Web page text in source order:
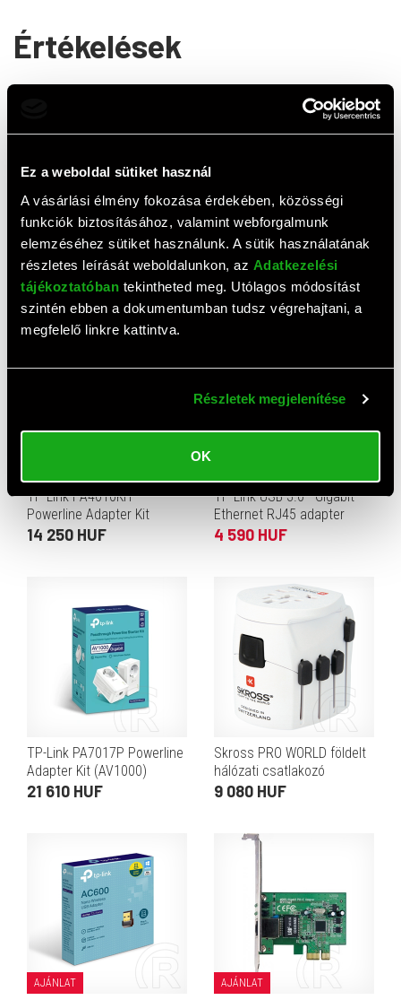
Ez a weboldal sütiket használ
A vásárlási élmény fokozása érdekében, közösségi
funkciók biztosításához, valamint webforgalmunk
elemzéséhez sütiket használunk. A sütik használatának
részletes leírását weboldalunkon, az Adatkezelési
tájékoztatóban tekintheted meg. Utólagos módosítást
szintén ebben a dokumentumban tudsz végrehajtani, a
megfelelő linkre kattintva.
Részletek megjelenítése
OK
Értékelések
ÉRTÉKELÉS ÍRÁSA
Ehhez a termékhez még nem érkezett értékelés. Legyél te
az első!
Top termékek
TP-Link PA4010KIT
Powerline Adapter Kit
(AV600)
14 250 HUF
TP-Link USB 3.0 - Gigabit
Ethernet RJ45 adapter
4 590 HUF
TP-Link PA7017P Powerline
Adapter Kit (AV1000)
21 610 HUF
Skross PRO WORLD földelt
hálózati csatlakozó
átalakító
9 080 HUF
AJÁNLAT AJÁNLAT